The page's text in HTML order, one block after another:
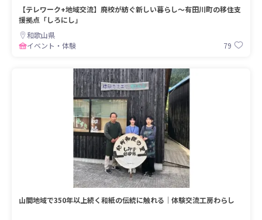
【テレワーク+地域交流】廃校が紡ぐ新しい暮らし〜有田川町の移住支
援拠点「しろにし」
和歌山県
イベント・体験
79
山間地域で350年以上続く和紙の伝統に触れる｜体験交流工房わらし